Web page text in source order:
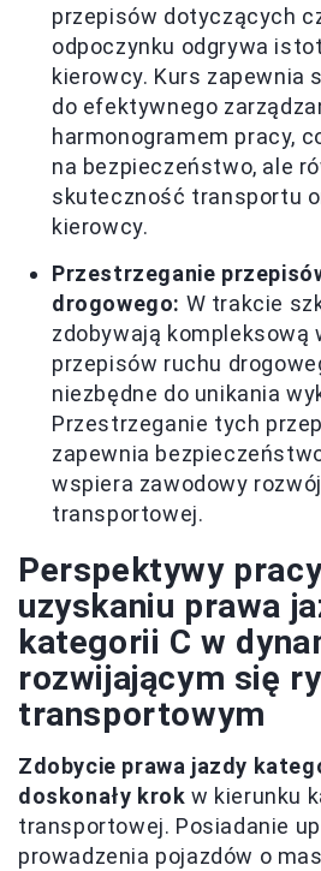
przepisów dotyczących
odpoczynku odgrywa
kierowcy. Kurs zapewnia
do efektywnego
harmonogramem pracy,
na bezpieczeństwo, ale
skuteczność transportu
kierowcy.
Przestrzeganie
drogowego: W trakcie
zdobywają kompleksową
przepisów ruchu
niezbędne do unikania
Przestrzeganie tych
zapewnia
wspiera zawodowy
transportowej.
Perspektywy
uzyskaniu prawa
kategorii C w
rozwijającym się
transportowym
Zdobycie prawa jazdy
doskonały krok w kierunku
transportowej. Posiadanie
prowadzenia pojazdów o